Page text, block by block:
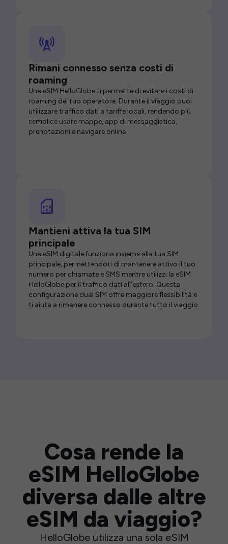
Rimani connesso senza costi di
roaming
Una eSIM HelloGlobe ti permette di evitare i costi di
roaming del tuo operatore. Durante il viaggio puoi
utilizzare traffico dati a tariffe locali, rendendo più
semplice usare mappe, app di messaggistica,
prenotazioni e navigare online.
Mantieni attiva la tua SIM
principale
Una eSIM digitale funziona insieme alla tua SIM
principale, permettendoti di mantenere attivo il tuo
numero per chiamate e SMS mentre utilizzi la eSIM
HelloGlobe per il traffico dati all’estero. Questa
configurazione dual SIM offre maggiore flessibilità e
ti aiuta a rimanere connesso durante tutto il viaggio.
Cosa rende la
eSIM HelloGlobe
diversa dalle altre
eSIM da viaggio?
HelloGlobe utilizza una sola eSIM